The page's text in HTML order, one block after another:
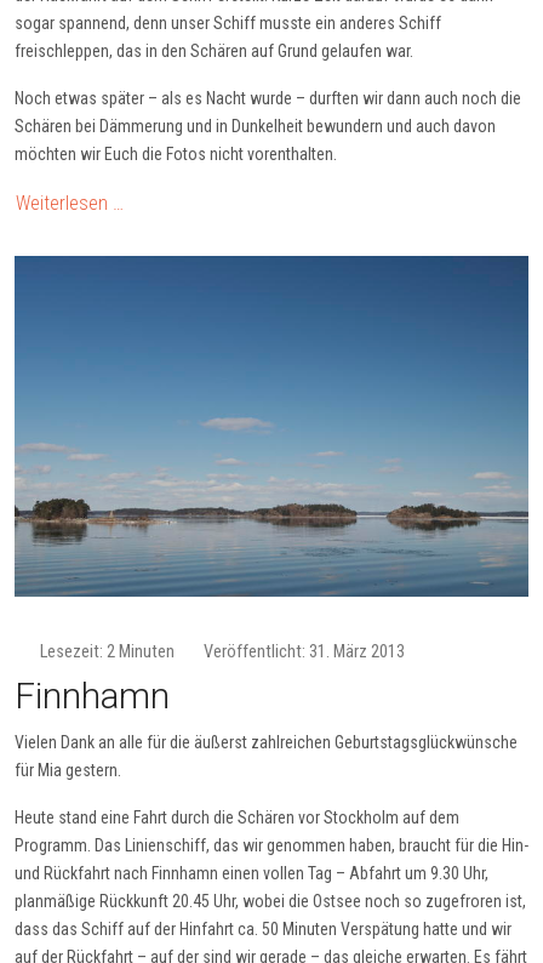
sogar spannend, denn unser Schiff musste ein anderes Schiff
freischleppen, das in den Schären auf Grund gelaufen war.
Noch etwas später – als es Nacht wurde – durften wir dann auch noch die
Schären bei Dämmerung und in Dunkelheit bewundern und auch davon
möchten wir Euch die Fotos nicht vorenthalten.
Weiterlesen …
Lesezeit: 2 Minuten Veröffentlicht: 31. März 2013
Finnhamn
Vielen Dank an alle für die äußerst zahlreichen Geburtstagsglückwünsche
für Mia gestern.
Heute stand eine Fahrt durch die Schären vor Stockholm auf dem
Programm. Das Linienschiff, das wir genommen haben, braucht für die Hin-
und Rückfahrt nach Finnhamn einen vollen Tag – Abfahrt um 9.30 Uhr,
planmäßige Rückkunft 20.45 Uhr, wobei die Ostsee noch so zugefroren ist,
dass das Schiff auf der Hinfahrt ca. 50 Minuten Verspätung hatte und wir
auf der Rückfahrt – auf der sind wir gerade – das gleiche erwarten. Es fährt